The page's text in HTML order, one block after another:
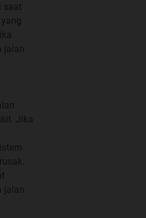
produk sesuai tata tertib di
berjualan tempatnya di
diskusi Facebook
dan kompetitor klik gbr di
saat
jalan
Jika
jalan